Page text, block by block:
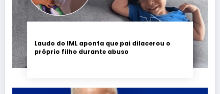
Laudo do IML aponta que pai dilacerou o
próprio filho durante abuso